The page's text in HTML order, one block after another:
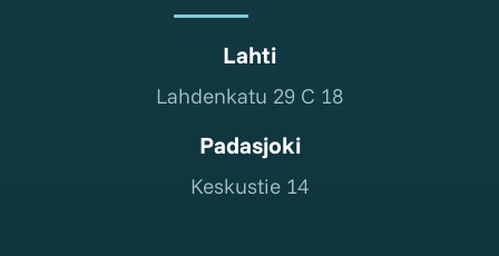
Lahti
Lahdenkatu 29 C 18
Padasjoki
Keskustie 14